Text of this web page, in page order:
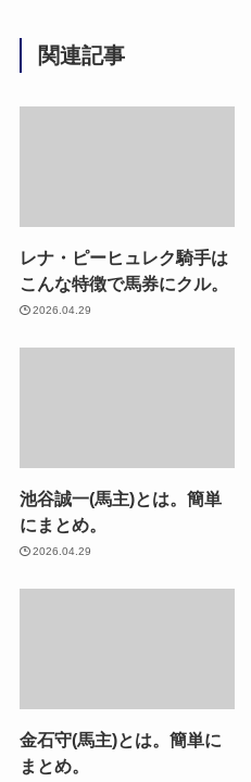
関連記事
レナ・ピーヒュレク騎手は
こんな特徴で馬券にクル。
2026.04.29
池谷誠一(馬主)とは。簡単
にまとめ。
2026.04.29
金石守(馬主)とは。簡単に
まとめ。